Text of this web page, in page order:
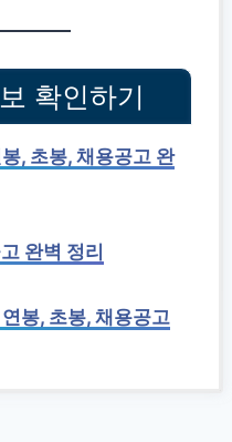
확인하기
, 초봉, 채용공고 완
완벽 정리
봉, 초봉, 채용공고